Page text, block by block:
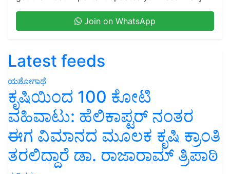
Join on WhatsApp
Latest feeds
ಯಶೋಗಾಥೆ
ಕೃಷಿಯಿಂದ 100 ಕೋಟಿ
ವಹಿವಾಟು: ಹೆಲಿಕಾಪ್ಟರ್ ನಂತರ
ಈಗ ವಿಮಾನದ ಮೂಲಕ ಕೃಷಿ ಕ್ರಾಂತಿ
ತರಲಿದ್ದಾರೆ ಡಾ. ರಾಜಾರಾಮ್ ತ್ರಿಪಾಠಿ